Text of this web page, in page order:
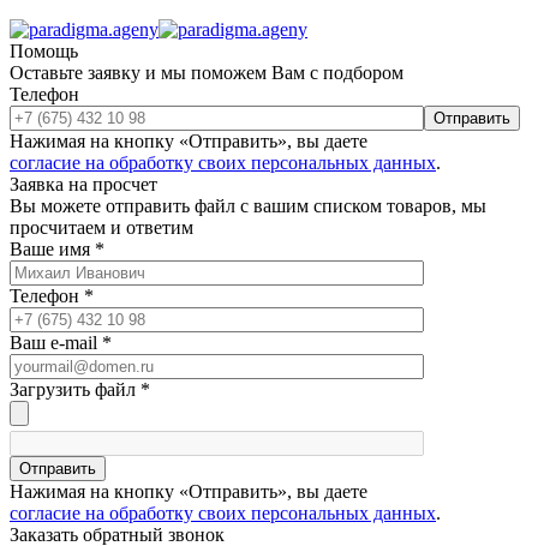
Помощь
Оставьте заявку и мы поможем Вам с подбором
Телефон
Отправить
Нажимая на кнопку «Отправить», вы даете
согласие на обработку своих персональных данных.
Заявка на просчет
Вы можете отправить файл с вашим списком товаров, мы
просчитаем и ответим
Ваше имя *
Телефон *
Ваш e-mail *
Загрузить файл *
Отправить
Нажимая на кнопку «Отправить», вы даете
согласие на обработку своих персональных данных.
Заказать обратный звонок